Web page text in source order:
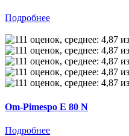
Подробнее
Om-Pimespo E 80 N
Подробнее